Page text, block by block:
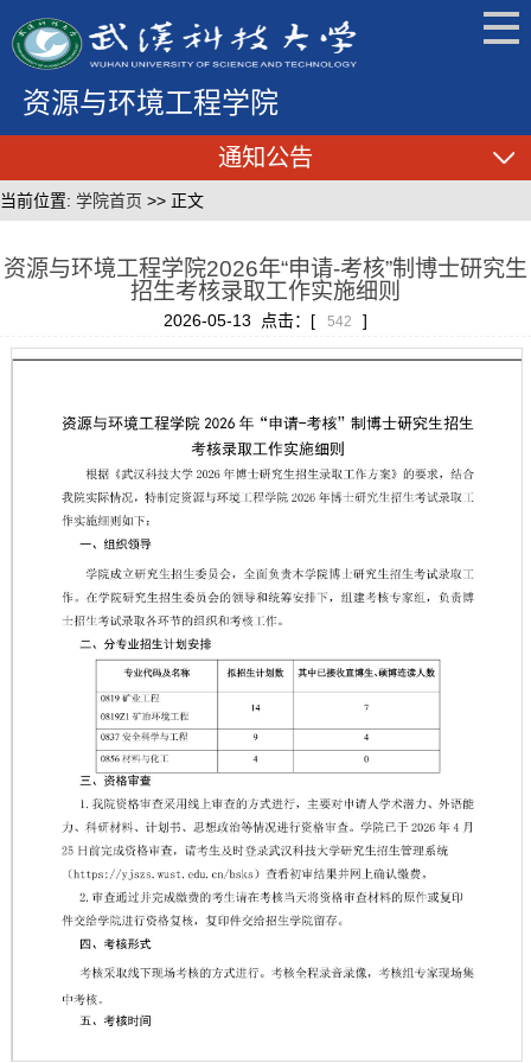
资源与环境工程学院
通知公告
当前位置: 学院首页 >> 正文
资源与环境工程学院2026年“申请-考核”制博士研究生
招生考核录取工作实施细则
2026-05-13 点击：[ 542 ]